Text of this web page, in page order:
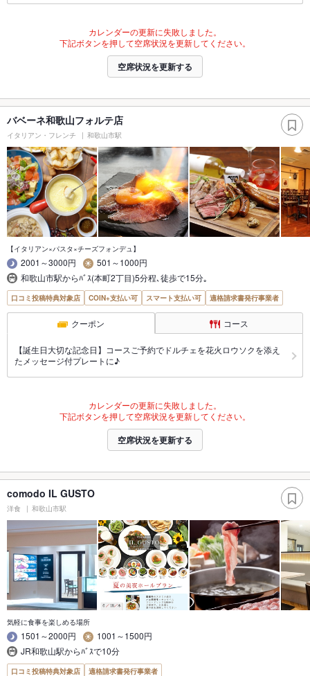
カレンダーの更新に失敗しました。
下記ボタンを押して空席状況を更新してください。
空席状況を更新する
バベーネ和歌山フォルテ店
イタリアン・フレンチ 和歌山市駅
【イタリアン×パスタ×チーズフォンデュ】
2001～3000円
501～1000円
和歌山市駅からﾊﾞｽ(本町2丁目)5分程､徒歩で15分｡
口コミ投稿特典対象店 COIN+支払い可 スマート支払い可 適格請求書発行事業者
クーポン コース
【誕生日大切な記念日】コースご予約でドルチェを花火ロウソクを添え
たメッセージ付プレートに♪
カレンダーの更新に失敗しました。
下記ボタンを押して空席状況を更新してください。
空席状況を更新する
comodo IL GUSTO
洋食 和歌山市駅
気軽に食事を楽しめる場所
1501～2000円
1001～1500円
JR和歌山駅からﾊﾞｽで10分
口コミ投稿特典対象店 適格請求書発行事業者